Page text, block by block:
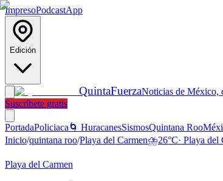
ImpresoPodcastApp
Edición
QuintaFuerzaNoticias de México,
Suscríbete gratis
PortadaPoliciaca 🌀 HuracanesSismosQuintana Roo
Inicio/quintana roo/Playa del Carmen⛈️26°C· Playa del
Playa del Carmen